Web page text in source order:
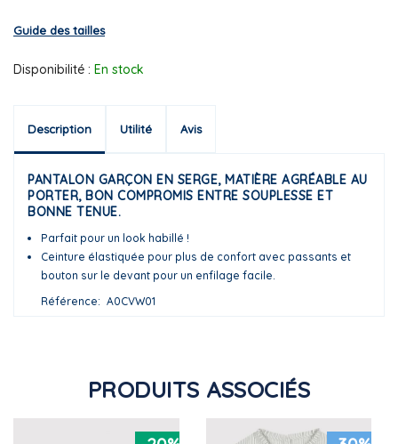
Guide des tailles
Disponibilité : En stock
Description Utilité Avis
PANTALON GARÇON EN SERGE, MATIÈRE AGRÉABLE AU
PORTER, BON COMPROMIS ENTRE SOUPLESSE ET
BONNE TENUE.
Parfait pour un look habillé !
Ceinture élastiquée pour plus de confort avec passants et
bouton sur le devant pour un enfilage facile.
Référence
A0CVW01
PRODUITS ASSOCIÉS